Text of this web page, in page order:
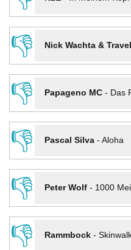
👎
Nick Wachta &
👎
Papageno MC- Das
👎
Pascal Silva- Aloha
👎
Peter Wolf- 1000
👎
Rammbock-